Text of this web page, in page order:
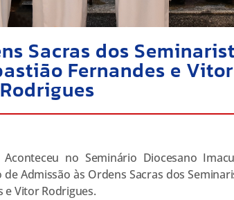
Sacras dos
Fernandes e Vitor
Rodrigues
no Seminário Diocesano
Admissão às Ordens Sacras dos
e Vitor Rodrigues.